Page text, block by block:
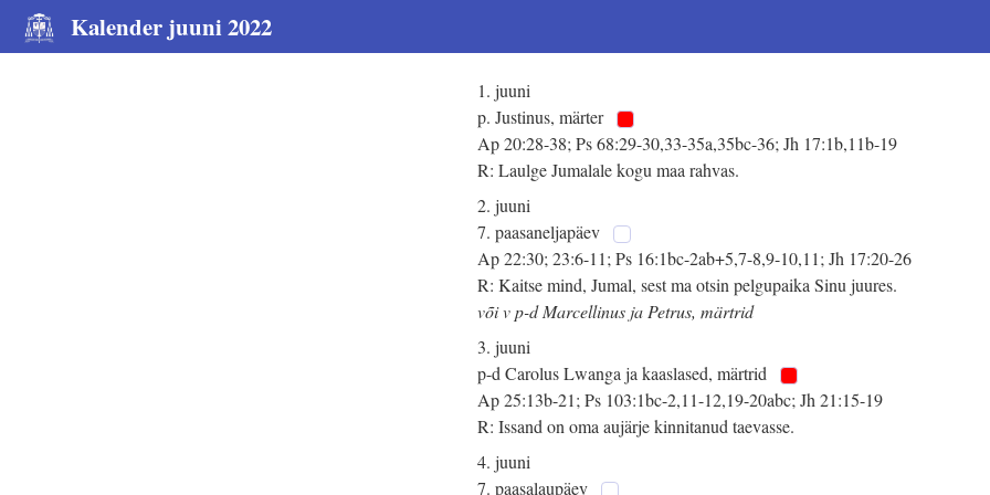
Kalender juuni 2022
1. juuni
p. Justinus, märter
Ap 20:28-38; Ps 68:29-30,33-35a,35bc-36; Jh 17:1b,11b-19
R: Laulge Jumalale kogu maa rahvas.
2. juuni
7. paasaneljapäev
Ap 22:30; 23:6-11; Ps 16:1bc-2ab+5,7-8,9-10,11; Jh 17:20-26
R: Kaitse mind, Jumal, sest ma otsin pelgupaika Sinu juures.
või v p-d Marcellinus ja Petrus, märtrid
3. juuni
p-d Carolus Lwanga ja kaaslased, märtrid
Ap 25:13b-21; Ps 103:1bc-2,11-12,19-20abc; Jh 21:15-19
R: Issand on oma aujärje kinnitanud taevasse.
4. juuni
7. paasalaupäev